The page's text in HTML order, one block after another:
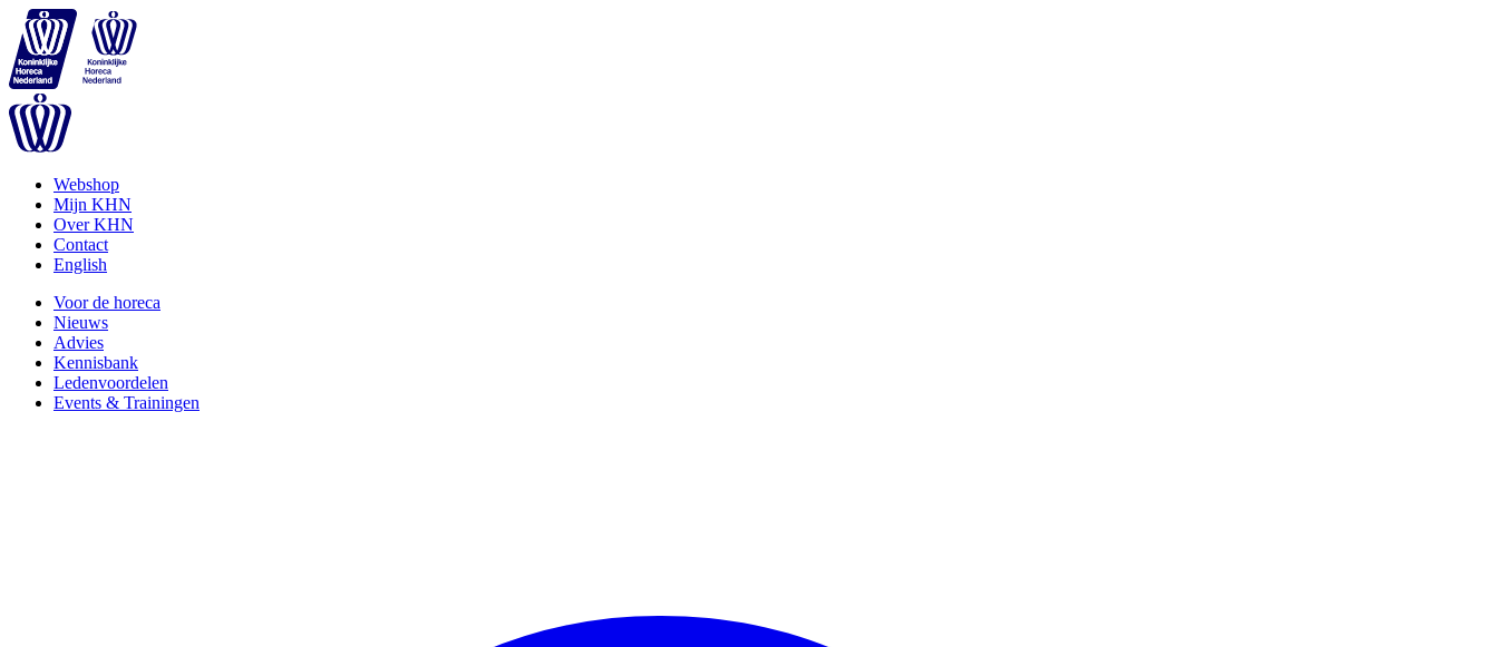
Webshop
Mijn KHN
Over KHN
Contact
English
Voor de horeca
Nieuws
Advies
Kennisbank
Ledenvoordelen
Events & Trainingen